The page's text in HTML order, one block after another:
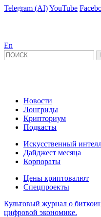
Telegram (AI)YouTube
En
Новости
Лонгриды
Крипториум
Подкасты
Искусственный
Дайджест месяца
Корпораты
Цены криптовалют
Спецпроекты
Культовый журнал о
цифровой экономике.